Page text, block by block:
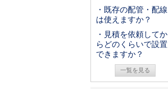
・既存の配管・配線
は使えますか？
・見積を依頼してか
らどのくらいで設置
できますか？
一覧を見る